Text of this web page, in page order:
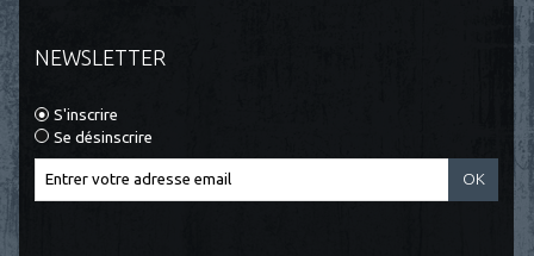
NEWSLETTER
S'inscrire
Se désinscrire